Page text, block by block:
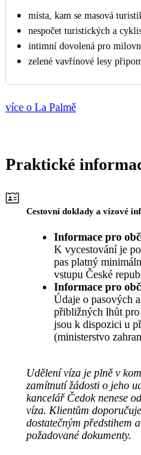
místa, kam se masová
nespočet turistických a
intimní dovolená pro
zelené vavřínové lesy
více o La Palmě
Praktické
Cestovní doklady a vízové
Informace pro
K vycestování je
pas platný
vstupu České
Informace pro
Údaje o pasových
přibližných lhůt
jsou k dispozici u
(ministerstvo
Udělení víza je plně v
zamítnutí žádosti o jeho
kancelář Čedok nenese
víza. Klientům
dostatečným předstihem
požadované dokumenty.